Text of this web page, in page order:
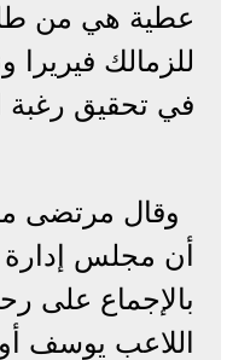
عطية هي من
للزمالك
في تحقيق رغبة
وقال مرتضى
أن مجلس إدارة
بالإجماع على
اللاعب يوسف